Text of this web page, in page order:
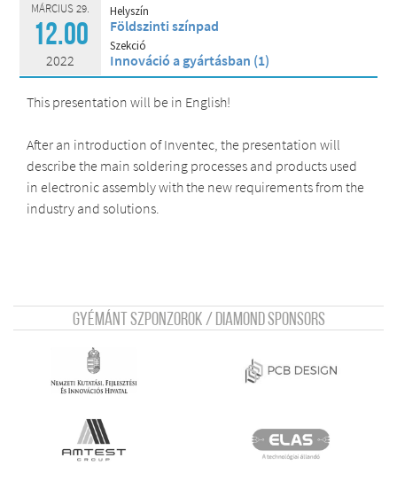
MÁRCIUS 29.
12.00
2022
Helyszín
Földszinti színpad
Szekció
Innováció a gyártásban (1)
This presentation will be in English!
After an introduction of Inventec, the presentation will
describe the main soldering processes and products used
in electronic assembly with the new requirements from the
industry and solutions.
Gyémánt szponzorok / Diamond sponsors